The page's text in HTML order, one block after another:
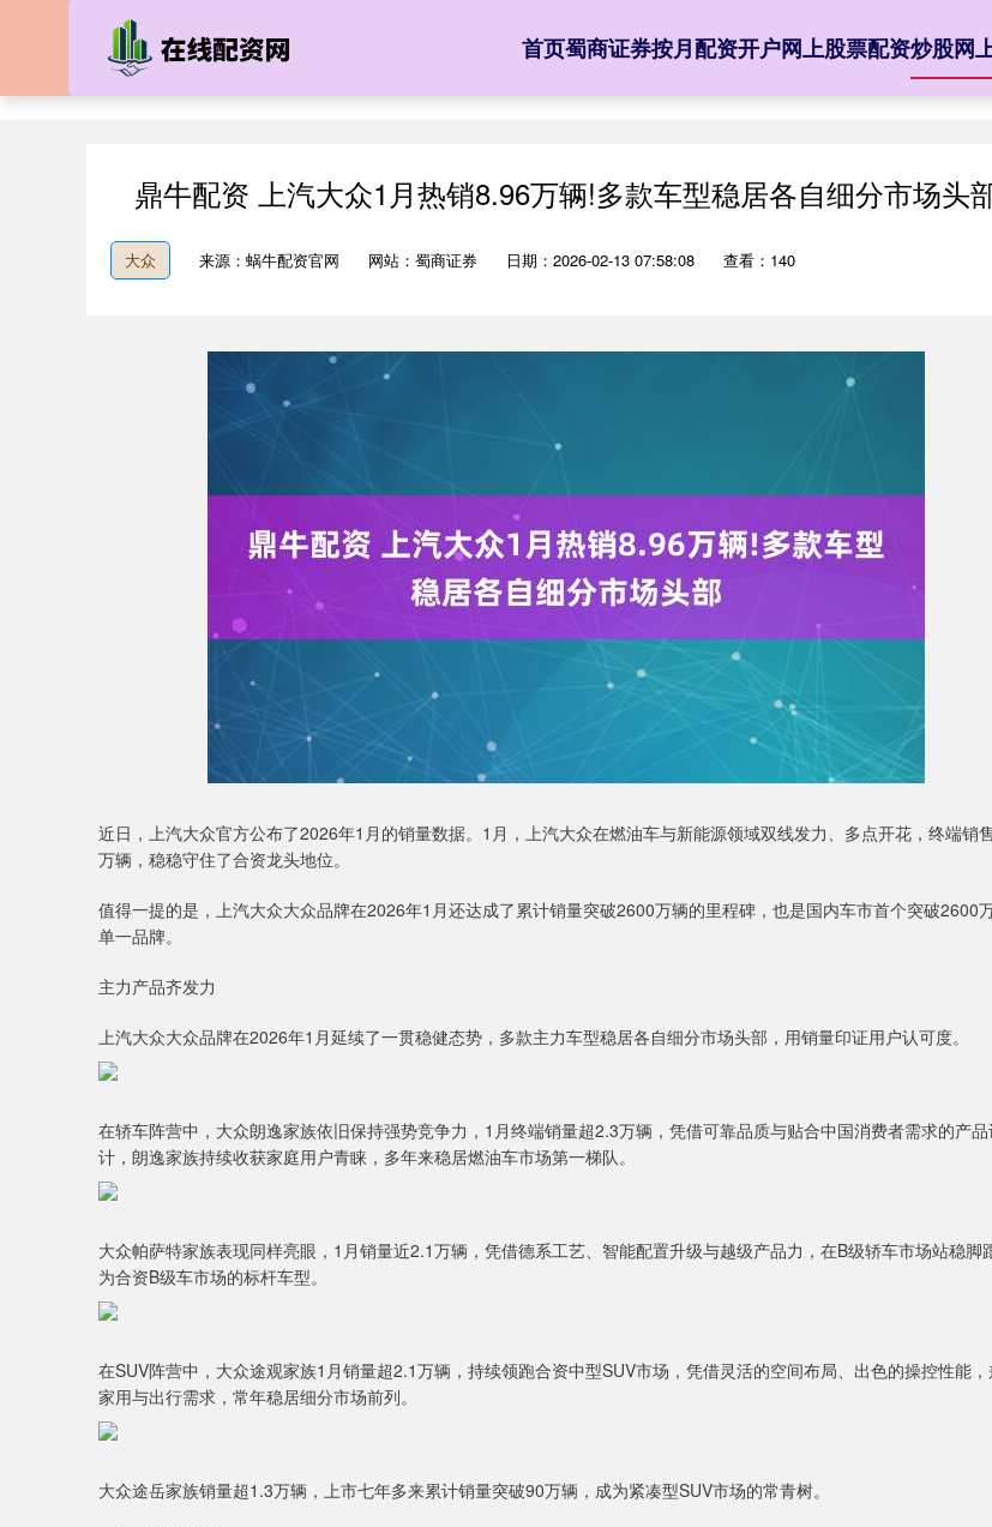
首页蜀商证券按月配资开户网上股票配资炒股网
鼎牛配资 上汽大众1月热销8.96万辆!多款车型稳居各自细分市场头
大众 来源：蜗牛配资官网 网站：蜀商证券 日期：2026-02-13 07:58:08 查看：140
近日，上汽大众官方公布了2026年1月的销量数据。1月，上汽大众在燃油车与新能源领域双线发力、多点开花，终端销
万辆，稳稳守住了合资龙头地位。
值得一提的是，上汽大众大众品牌在2026年1月还达成了累计销量突破2600万辆的里程碑，也是国内车市首个突破2600
单一品牌。
主力产品齐发力
上汽大众大众品牌在2026年1月延续了一贯稳健态势，多款主力车型稳居各自细分市场头部，用销量印证用户认可度。
在轿车阵营中，大众朗逸家族依旧保持强势竞争力，1月终端销量超2.3万辆，凭借可靠品质与贴合中国消费者需求的产
计，朗逸家族持续收获家庭用户青睐，多年来稳居燃油车市场第一梯队。
大众帕萨特家族表现同样亮眼，1月销量近2.1万辆，凭借德系工艺、智能配置升级与越级产品力，在B级轿车市场站稳脚
为合资B级车市场的标杆车型。
在SUV阵营中，大众途观家族1月销量超2.1万辆，持续领跑合资中型SUV市场，凭借灵活的空间布局、出色的操控性能
家用与出行需求，常年稳居细分市场前列。
大众途岳家族销量超1.3万辆，上市七年多来累计销量突破90万辆，成为紧凑型SUV市场的常青树。